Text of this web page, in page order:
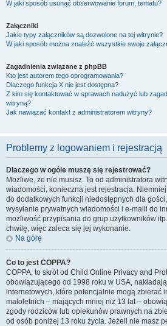
W jaki sposób usunąć obserwowanie forum, tematu?
Załączniki
Jakie typy załączników są dozwolone na tej witrynie?
W jaki sposób można znaleźć wszystkie swoje
Zagadnienia związane z phpBB
Kto jest autorem tego oprogramowania?
Dlaczego funkcja X nie jest dostępna?
Z kim się kontaktować w sprawach nadużyć lub
witryną?
Jak nawiązać kontakt z administratorem witryny?
Problemy z logowaniem i rejestracją
Dlaczego w ogóle muszę się rejestrować?
Możliwe, że nie musisz. To od administratora
wiadomości, konieczna jest rejestracja.
do dodatkowych funkcji niedostępnych dla
wysyłanie prywatnych wiadomości i e-maili do
możliwość przypisania do grup użytkowników
chwilę, więc zaleca się jej wykonanie.
Na górę
Co to jest COPPA?
COPPA, to skrót od Child Online Privacy and
obowiązującego od 1998 roku w USA,
internetowych, które potencjalnie mogą zbierać
małoletnich – mających mniej niż 13 lat –
zgody rodziców lub opiekunów prawnych na
od osób poniżej 13 roku życia. Jeżeli nie masz